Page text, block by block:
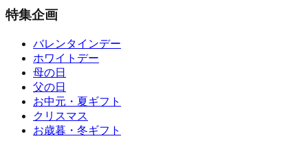
特集企画
バレンタインデー
ホワイトデー
母の日
父の日
お中元・夏ギフト
クリスマス
お歳暮・冬ギフト